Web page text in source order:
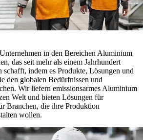
in den Bereichen Aluminium
das seit mehr als einem Jahrhundert
schafft, indem es Produkte, Lösungen und
den globalen Bedürfnissen und
Wir liefern emissionsarmes Aluminium
Welt und bieten Lösungen für
Branchen, die ihre Produktion
wollen.